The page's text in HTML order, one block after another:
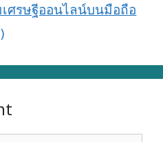
เศรษฐีออนไลน์บนมือถือ